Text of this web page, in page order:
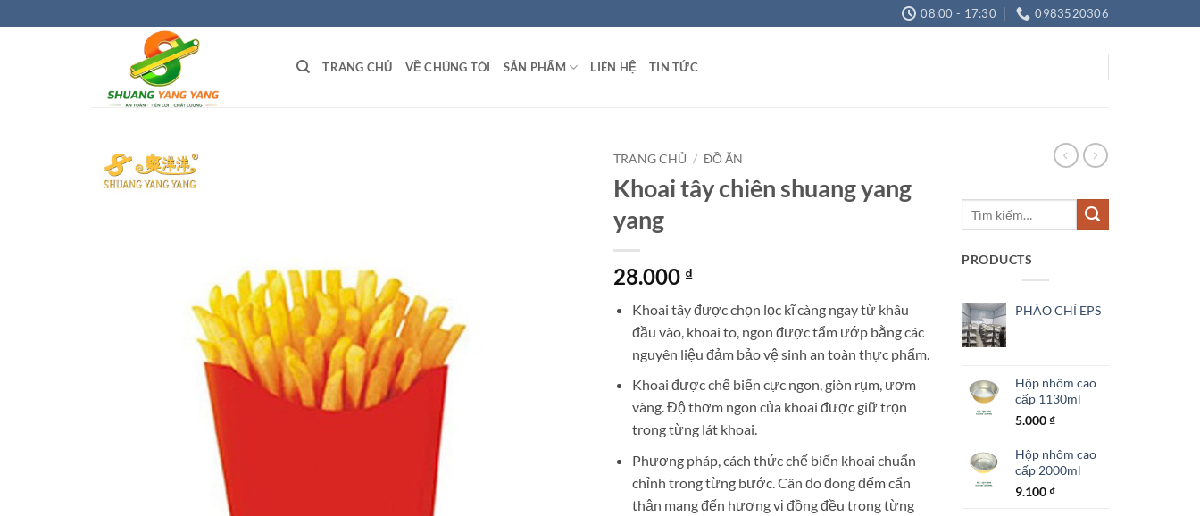
qua
08:00 - 17:30 0983520306
TRANG CHỦ VỀ CHÚNG TÔI SẢN PHẨM LIÊN HỆ TIN TỨC
TRANG CHỦ / ĐỒ ĂN
Khoai tây chiên shuang yang
yang
28.000 ₫
Khoai tây được chọn lọc kĩ càng ngay từ khâu
đầu vào, khoai to, ngon được tẩm ướp bằng các
nguyên liệu đảm bảo vệ sinh an toàn thực phẩm.
Khoai được chế biến cực ngon, giòn rụm, ươm
vàng. Độ thơm ngon của khoai được giữ trọn
trong từng lát khoai.
Phương pháp, cách thức chế biến khoai chuẩn
chỉnh trong từng bước. Cân đo đong đếm cẩn
thận mang đến hương vị đồng đều trong từng
kiếm:
PRODUCTS
PHÀO CHỈ EPS
Hộp nhôm cao
cấp 1130ml
5.000₫
Hộp nhôm cao
cấp 2000ml
9.100₫